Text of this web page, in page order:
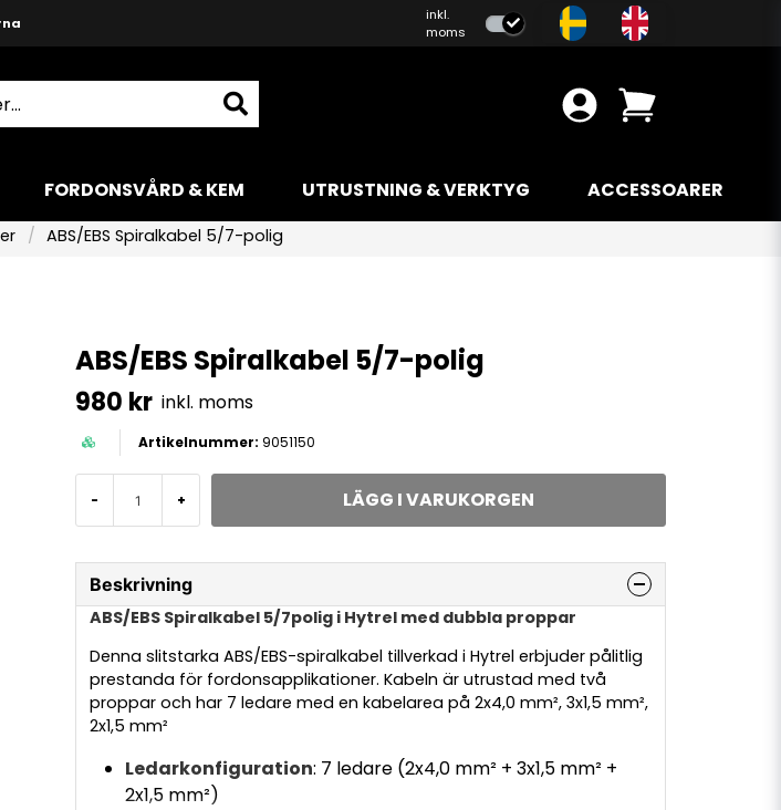
inkl.
moms
FORDONSVÅRD & KEM UTRUSTNING & VERKTYG ACCESSOARER
ABS/EBS Spiralkabel 5/7-polig
ABS/EBS Spiralkabel 5/7-polig
980 kr inkl. moms
9051150
- + LÄGG I VARUKORGEN
Beskrivning
ABS/EBS Spiralkabel 5/7polig i Hytrel med dubbla proppar
Denna slitstarka ABS/EBS-spiralkabel tillverkad i Hytrel erbjuder pålitlig
prestanda för fordonsapplikationer. Kabeln är utrustad med två
proppar och har 7 ledare med en kabelarea på 2x4,0 mm², 3x1,5 mm²,
2x1,5 mm²
Ledarkonfiguration: 7 ledare (2x4,0 mm² + 3x1,5 mm² +
2x1,5 mm²)